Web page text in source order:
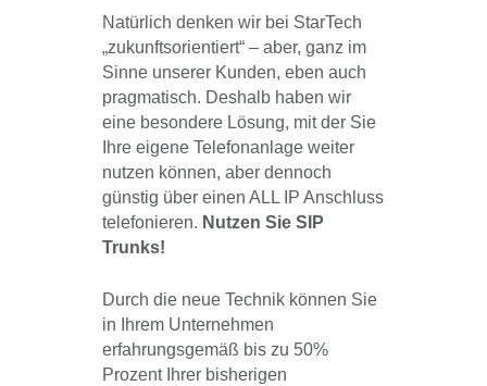
Natürlich denken wir bei StarTech
„zukunftsorientiert“ – aber, ganz im
Sinne unserer Kunden, eben auch
pragmatisch. Deshalb haben wir
eine besondere Lösung, mit der Sie
Ihre eigene Telefonanlage weiter
nutzen können, aber dennoch
günstig über einen ALL IP Anschluss
telefonieren. Nutzen Sie SIP
Trunks!
Durch die neue Technik können Sie
in Ihrem Unternehmen
erfahrungsgemäß bis zu 50%
Prozent Ihrer bisherigen